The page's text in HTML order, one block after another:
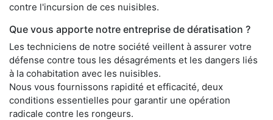
contre l'incursion de ces nuisibles.
Que vous apporte notre entreprise de dératisation ?
Les techniciens de notre société veillent à assurer votre
défense contre tous les désagréments et les dangers liés
à la cohabitation avec les nuisibles.
Nous vous fournissons rapidité et efficacité, deux
conditions essentielles pour garantir une opération
radicale contre les rongeurs.